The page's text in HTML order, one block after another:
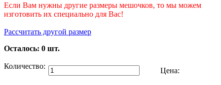
Если Вам нужны другие размеры мешочков, то мы можем
изготовить их специально для Вас!
Рассчитать другой размер
Осталось: 0 шт.
Количество:
Цена: